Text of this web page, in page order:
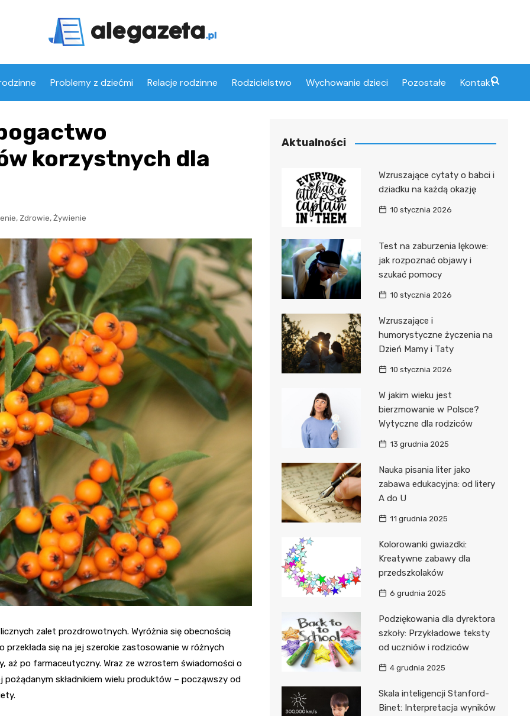
Problemy z dziećmi Relacje rodzinne Rodzicielstwo Wychowanie dzieci Pozostałe Kontakt
korzystnych dla
, Zdrowie, Żywienie
zalet prozdrowotnych. Wyróżnia się obecnością
się na jej szerokie zastosowanie w różnych
aż po farmaceutyczny. Wraz ze wzrostem świadomości o
składnikiem wielu produktów – począwszy od
Aktualności
Wzruszające cytaty o babci i
dziadku na każdą okazję
10 stycznia 2026
Test na zaburzenia lękowe:
jak rozpoznać objawy i
szukać pomocy
10 stycznia 2026
Wzruszające i
humorystyczne życzenia na
Dzień Mamy i Taty
10 stycznia 2026
W jakim wieku jest
bierzmowanie w Polsce?
Wytyczne dla rodziców
13 grudnia 2025
Nauka pisania liter jako
zabawa edukacyjna: od litery
A do U
11 grudnia 2025
Kolorowanki gwiazdki:
Kreatywne zabawy dla
przedszkolaków
6 grudnia 2025
Podziękowania dla dyrektora
szkoły: Przykładowe teksty
od uczniów i rodziców
4 grudnia 2025
Skala inteligencji Stanford-
Binet: Interpretacja wyników